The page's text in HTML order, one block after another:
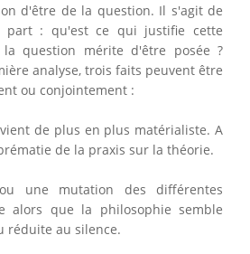
d'être de la question. Il s'agit de
part : qu'est ce qui justifie cette
question mérite d'être posée ?
analyse, trois faits peuvent être
ou conjointement :
de plus en plus matérialiste. A
de la praxis sur la théorie.
une mutation des différentes
alors que la philosophie semble
réduite au silence.